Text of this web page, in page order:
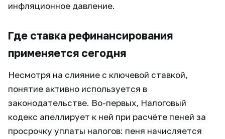
инфляционное давление.
Где ставка рефинансирования
применяется сегодня
Несмотря на слияние с ключевой ставкой,
понятие активно используется в
законодательстве. Во-первых, Налоговый
кодекс апеллирует к ней при расчёте пеней за
просрочку уплаты налогов: пеня начисляется